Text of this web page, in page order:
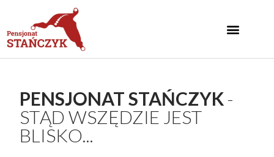
PENSJONAT STAŃCZYK-
STĄD WSZĘDZIE JEST
BLISKO...